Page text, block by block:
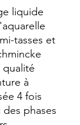
liquide
tasses et
qualité
à
4 fois
phases